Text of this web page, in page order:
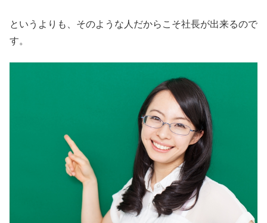
というよりも、そのような人だからこそ社長が出来るので
す。